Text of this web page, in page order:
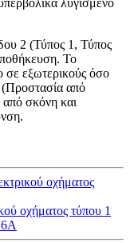
λυγισμένο
2 (Τύπος 1, Τύπος
Το
σε εξωτερικούς όσο
(Προστασία από
από σκόνη και
οχήματος
οχήματος τύπου 1